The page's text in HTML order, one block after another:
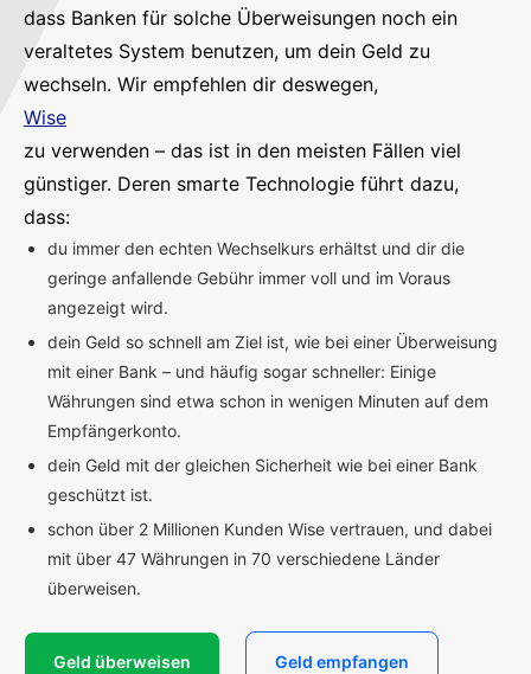
dass Banken für solche Überweisungen noch ein
veraltetes System benutzen, um dein Geld zu
wechseln. Wir empfehlen dir deswegen,
Wise
zu verwenden – das ist in den meisten Fällen viel
günstiger. Deren smarte Technologie führt dazu,
dass:
du immer den echten Wechselkurs erhältst und dir die
geringe anfallende Gebühr immer voll und im Voraus
angezeigt wird.
dein Geld so schnell am Ziel ist, wie bei einer Überweisung
mit einer Bank – und häufig sogar schneller: Einige
Währungen sind etwa schon in wenigen Minuten auf dem
Empfängerkonto.
dein Geld mit der gleichen Sicherheit wie bei einer Bank
geschützt ist.
schon über 2 Millionen Kunden Wise vertrauen, und dabei
mit über 47 Währungen in 70 verschiedene Länder
überweisen.
Geld überweisen Geld empfangen